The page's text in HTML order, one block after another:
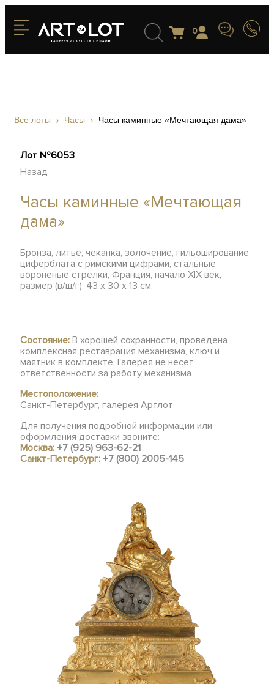
0
Все лоты Часы Часы каминные «Мечтающая дама»
Лот №6053
Назад
Часы каминные «Мечтающая
дама»
Бронза, литьё, чеканка, золочение, гильоширование
циферблата с римскими цифрами, стальные
вороненые стрелки, Франция, начало XIX век,
размер (в/ш/г): 43 х 30 х 13 см.
Состояние: В хорошей сохранности, проведена
комплексная реставрация механизма, ключ и
маятник в комплекте. Галерея не несет
ответственности за работу механизма
Местоположение:
Санкт-Петербург, галерея Артлот
Для получения подробной информации или
оформления доставки звоните:
Москва:+7 (925) 963-62-21
Санкт-Петербург:+7 (800) 2005-145